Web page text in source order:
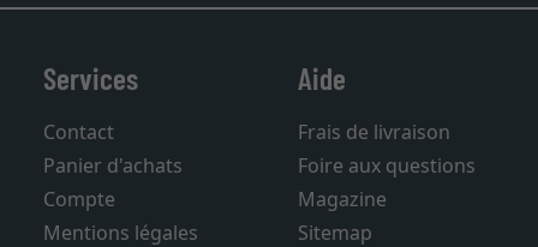
Services
Contact
Panier d'achats
Compte
Mentions légales
Aide
Frais de livraison
Foire aux questions
Magazine
Sitemap